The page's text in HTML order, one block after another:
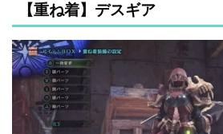
【重ね着】デスギア